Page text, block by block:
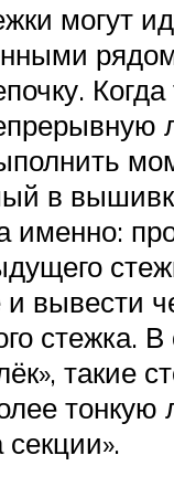
могут
Когда
в
именно:
вывести
стежка. В
такие
тонкую
секции».